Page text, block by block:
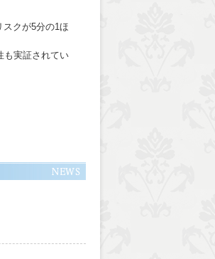
クが5分の1ほ
も実証されてい